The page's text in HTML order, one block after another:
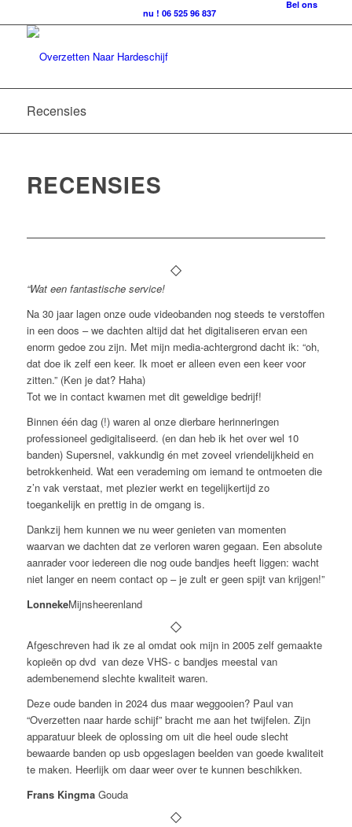
Bel ons
nu ! 06 525 96 837
Recensies
RECENSIES
“Wat een fantastische service!
Na 30 jaar lagen onze oude videobanden nog steeds te verstoffen
in een doos – we dachten altijd dat het digitaliseren ervan een
enorm gedoe zou zijn. Met mijn media-achtergrond dacht ik: “oh,
dat doe ik zelf een keer. Ik moet er alleen even een keer voor
zitten.” (Ken je dat? Haha)
Tot we in contact kwamen met dit geweldige bedrijf!
Binnen één dag (!) waren al onze dierbare herinneringen
professioneel gedigitaliseerd. (en dan heb ik het over wel 10
banden) Supersnel, vakkundig én met zoveel vriendelijkheid en
betrokkenheid. Wat een verademing om iemand te ontmoeten die
z’n vak verstaat, met plezier werkt en tegelijkertijd zo
toegankelijk en prettig in de omgang is.
Dankzij hem kunnen we nu weer genieten van momenten
waarvan we dachten dat ze verloren waren gegaan. Een absolute
aanrader voor iedereen die nog oude bandjes heeft liggen: wacht
niet langer en neem contact op – je zult er geen spijt van krijgen!”
LonnekeMijnsheerenland
Afgeschreven had ik ze al omdat ook mijn in 2005 zelf gemaakte
kopieën op dvd van deze VHS- c bandjes meestal van
adembenemend slechte kwaliteit waren.
Deze oude banden in 2024 dus maar weggooien? Paul van
“Overzetten naar harde schijf” bracht me aan het twijfelen. Zijn
apparatuur bleek de oplossing om uit die heel oude slecht
bewaarde banden op usb opgeslagen beelden van goede kwaliteit
te maken. Heerlijk om daar weer over te kunnen beschikken.
Frans Kingma Gouda